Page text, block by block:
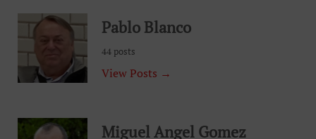
Pablo Blanco
44 posts
View Posts →
Miguel Angel Gomez